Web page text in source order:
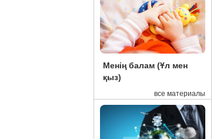
Менің балам (Ұл мен
қыз)
все материалы